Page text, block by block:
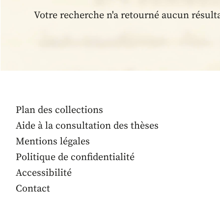
Votre recherche n'a retourné aucun
Plan des collections
Aide à la consultation des thèses
Mentions légales
Politique de confidentialité
Accessibilité
Contact